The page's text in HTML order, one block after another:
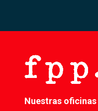
Nuestras oficinas